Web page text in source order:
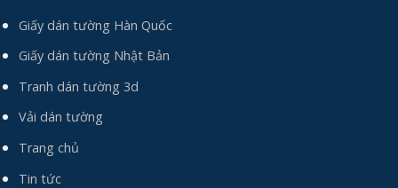
Giấy dán tường Hàn Quốc
Giấy dán tường Nhật Bản
Tranh dán tường 3d
Vải dán tường
Trang chủ
Tin tức